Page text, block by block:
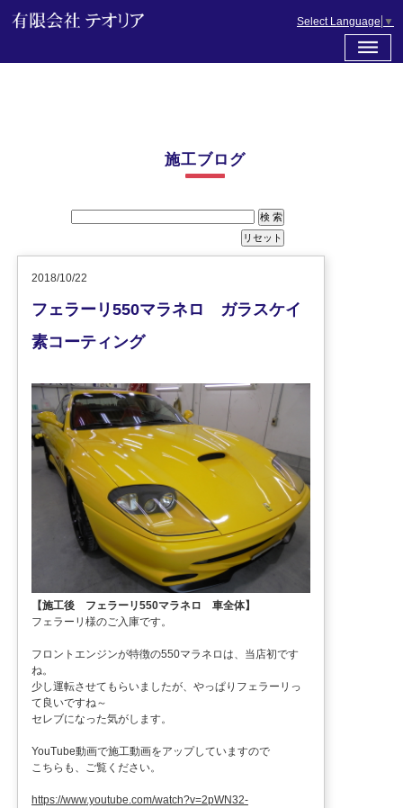
Select Language ▼
施工ブログ
2018/10/22
フェラーリ550マラネロ ガラスケイ
素コーティング
【施工後 フェラーリ550マラネロ 車全体】
フェラーリ様のご入庫です。
フロントエンジンが特徴の550マラネロは、当店初です
ね。
少し運転させてもらいましたが、やっぱりフェラーリっ
て良いですね～
セレブになった気がします。
YouTube動画で施工動画をアップしていますので
こちらも、ご覧ください。
https://www.youtube.com/watch?v=2pWN32-